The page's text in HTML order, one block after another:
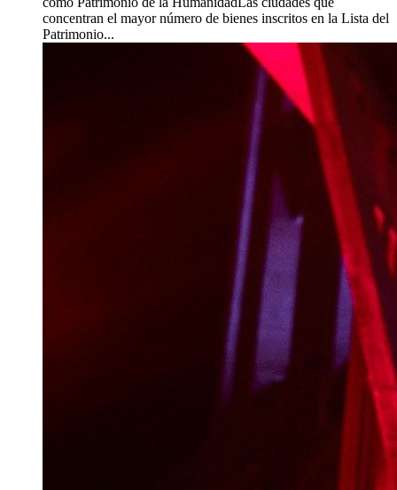
concentran el mayor número de bienes inscritos en la Lista del
Patrimonio...